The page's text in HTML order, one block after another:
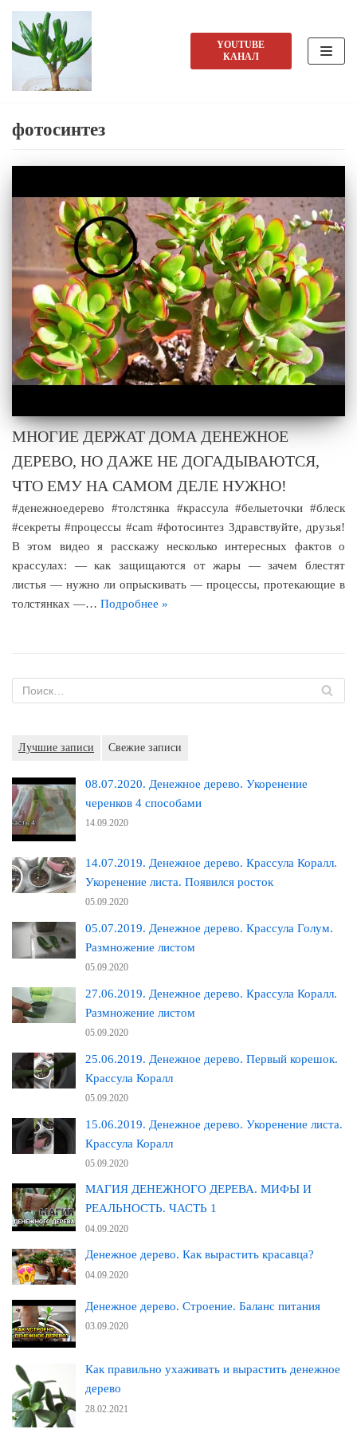
Перейти
содержимому
YOUTUBE
КАНАЛ
фотосинтез
МНОГИЕ ДЕРЖАТ ДОМА ДЕНЕЖНОЕ
ДЕРЕВО, НО ДАЖЕ НЕ ДОГАДЫВАЮТСЯ,
ЧТО ЕМУ НА САМОМ ДЕЛЕ НУЖНО!
#денежноедерево #толстянка #крассула #белыеточки #блеск
#секреты #процессы #cam #фотосинтез Здравствуйте, друзья!
В этом видео я расскажу несколько интересных фактов о
крассулах: — как защищаются от жары — зачем блестят
листья — нужно ли опрыскивать — процессы, протекающие в
толстянках —… Подробнее »
Лучшие записи Свежие записи
08.07.2020. Денежное дерево. Укоренение
черенков 4 способами
14.09.2020
14.07.2019. Денежное дерево. Крассула Коралл.
Укоренение листа. Появился росток
05.09.2020
05.07.2019. Денежное дерево. Крассула Голум.
Размножение листом
05.09.2020
27.06.2019. Денежное дерево. Крассула Коралл.
Размножение листом
05.09.2020
25.06.2019. Денежное дерево. Первый корешок.
Крассула Коралл
05.09.2020
15.06.2019. Денежное дерево. Укоренение листа.
Крассула Коралл
05.09.2020
МАГИЯ ДЕНЕЖНОГО ДЕРЕВА. МИФЫ И
РЕАЛЬНОСТЬ. ЧАСТЬ 1
04.09.2020
Денежное дерево. Как вырастить красавца?
04.09.2020
Денежное дерево. Строение. Баланс питания
03.09.2020
Как правильно ухаживать и вырастить денежное
дерево
28.02.2021